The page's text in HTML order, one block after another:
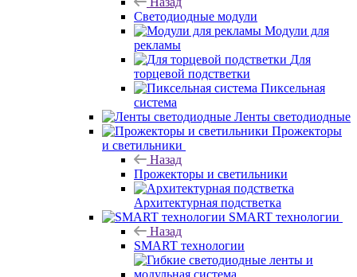
Светодиодные модули
Модули для
рекламы
Для
торцевой подстветки
Пиксельная
система
Ленты светодиодные
Прожекторы
и светильники
Назад
Прожекторы и светильники
Архитектурная подстветка
SMART технологии
Назад
SMART технологии